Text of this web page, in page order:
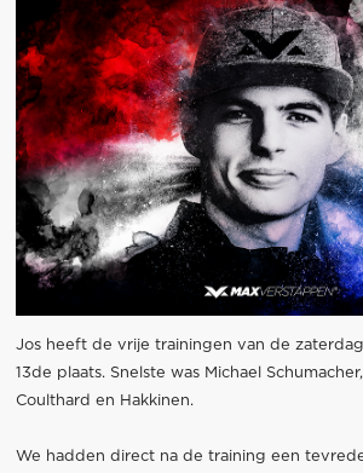
Jos heeft de vrije trainingen van de
13de plaats. Snelste was Michael
Coulthard en Hakkinen.
We hadden direct na de training een